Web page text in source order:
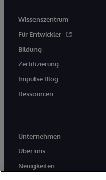
Wissenszentrum
Für Entwickler
Bildung
Zertifizierung
Impulse Blog
Ressourcen
Unternehmen
Über uns
Neuigkeiten